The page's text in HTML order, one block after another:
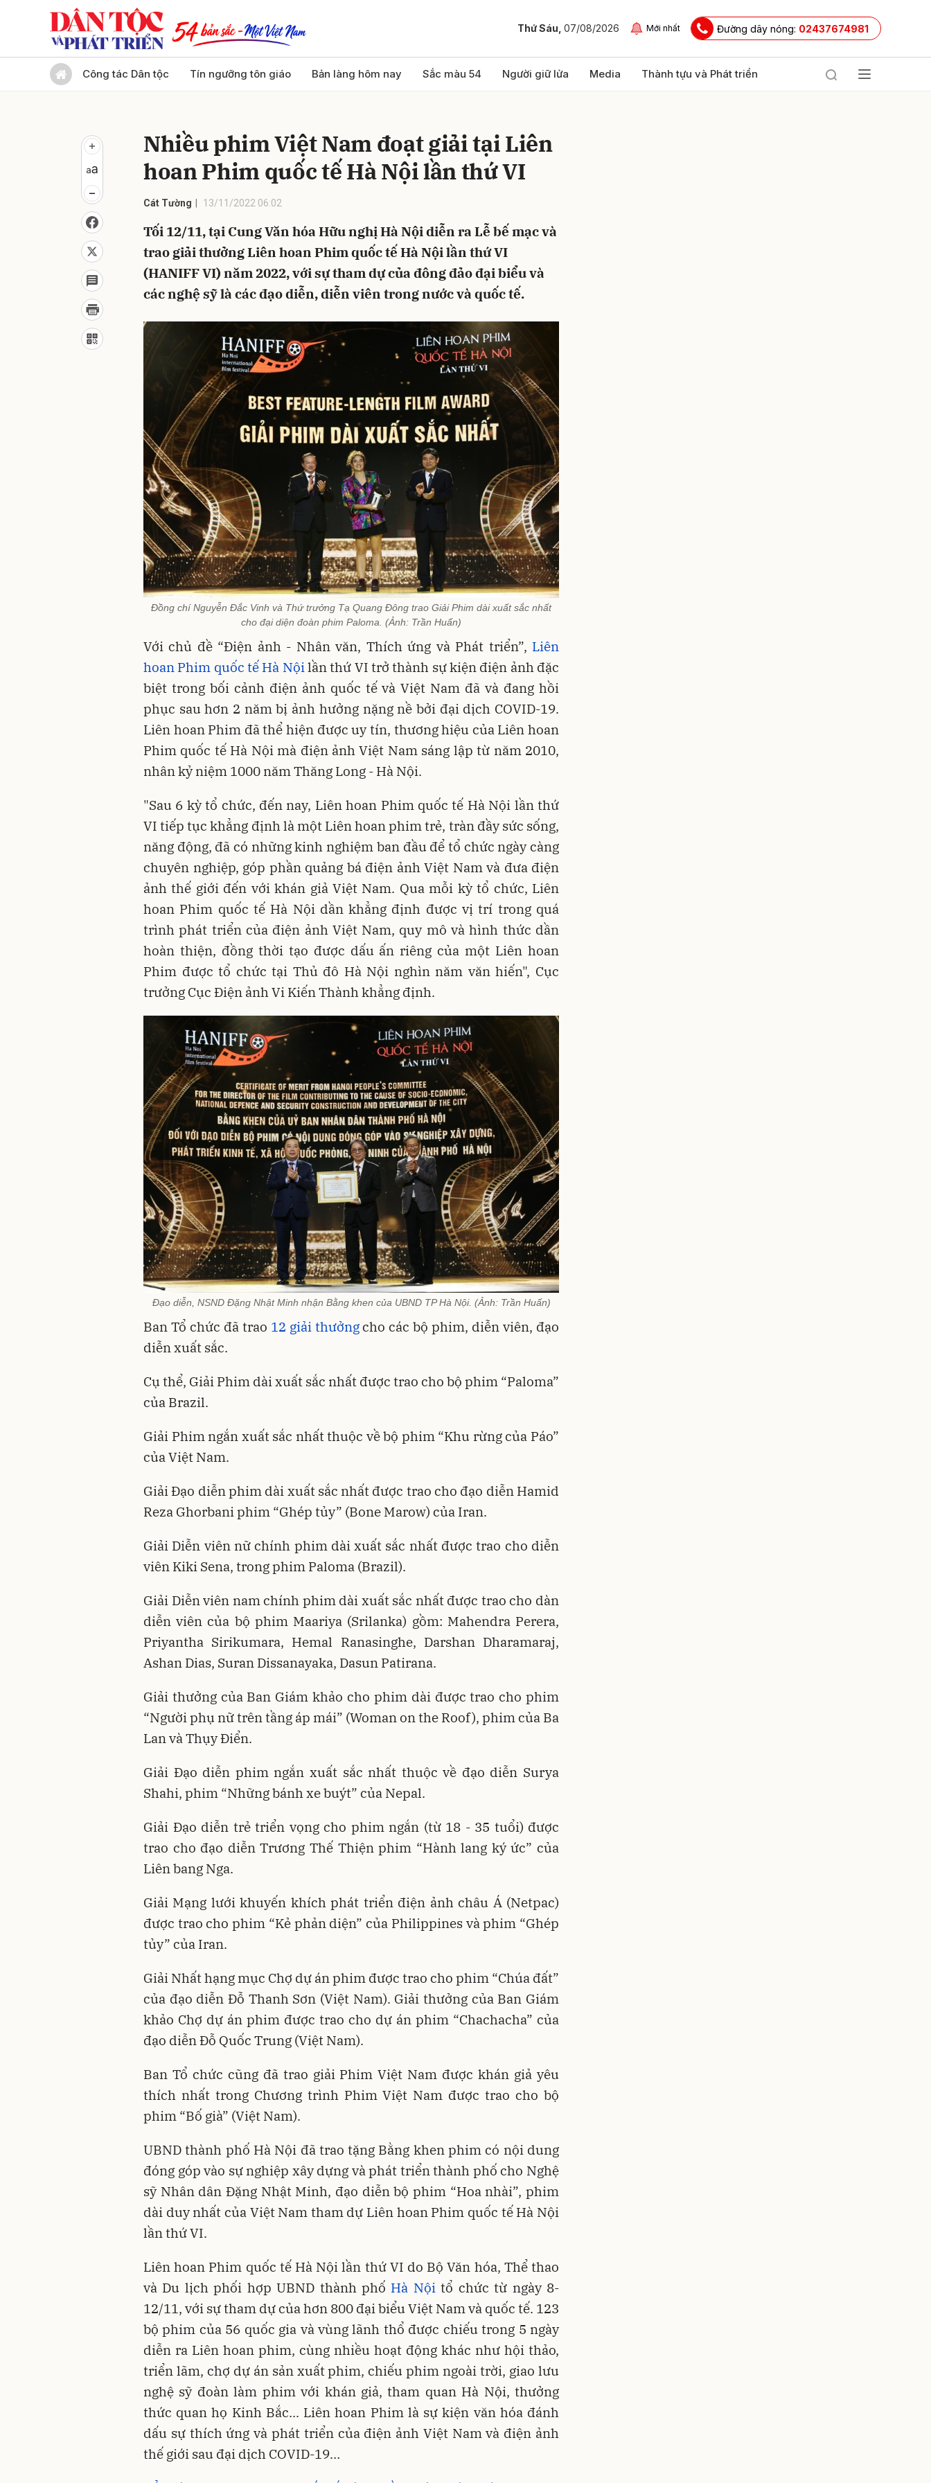
Thứ Sáu, 07/08/2026 Mới nhất Đường dây nóng: 02437674981
Công tác Dân tộc Tín ngưỡng tôn giáo Bản làng hôm nay Sắc màu 54 Người giữ lửa Media Thành tựu và Phát triển
Nhiều phim Việt Nam đoạt giải tại Liên
hoan Phim quốc tế Hà Nội lần thứ VI
Cát Tường 13/11/2022 06:02
Tối 12/11, tại Cung Văn hóa Hữu nghị Hà Nội diễn ra Lễ bế mạc và
trao giải thưởng Liên hoan Phim quốc tế Hà Nội lần thứ VI
(HANIFF VI) năm 2022, với sự tham dự của đông đảo đại biểu và
các nghệ sỹ là các đạo diễn, diễn viên trong nước và quốc tế.
Đồng chí Nguyễn Đắc Vinh và Thứ trưởng Tạ Quang Đông trao Giải Phim dài xuất sắc nhất
cho đại diện đoàn phim Paloma. (Ảnh: Trần Huấn)
Với chủ đề “Điện ảnh - Nhân văn, Thích ứng và Phát triển”, Liên
hoan Phim quốc tế Hà Nộilần thứ VI trở thành sự kiện điện ảnh đặc
biệt trong bối cảnh điện ảnh quốc tế và Việt Nam đã và đang hồi
phục sau hơn 2 năm bị ảnh hưởng nặng nề bởi đại dịch COVID-19.
Liên hoan Phim đã thể hiện được uy tín, thương hiệu của Liên hoan
Phim quốc tế Hà Nội mà điện ảnh Việt Nam sáng lập từ năm 2010,
nhân kỷ niệm 1000 năm Thăng Long - Hà Nội.
"Sau 6 kỳ tổ chức, đến nay, Liên hoan Phim quốc tế Hà Nội lần thứ
VI tiếp tục khẳng định là một Liên hoan phim trẻ, tràn đầy sức sống,
năng động, đã có những kinh nghiệm ban đầu để tổ chức ngày càng
chuyên nghiệp, góp phần quảng bá điện ảnh Việt Nam và đưa điện
ảnh thế giới đến với khán giả Việt Nam. Qua mỗi kỳ tổ chức, Liên
hoan Phim quốc tế Hà Nội dần khẳng định được vị trí trong quá
trình phát triển của điện ảnh Việt Nam, quy mô và hình thức dần
hoàn thiện, đồng thời tạo được dấu ấn riêng của một Liên hoan
Phim được tổ chức tại Thủ đô Hà Nội nghìn năm văn hiến", Cục
trưởng Cục Điện ảnh Vi Kiến Thành khẳng định.
Đạo diễn, NSND Đặng Nhật Minh nhận Bằng khen của UBND TP Hà Nội. (Ảnh: Trần Huấn)
Ban Tổ chức đã trao 12 giải thưởngcho các bộ phim, diễn viên, đạo
diễn xuất sắc.
Cụ thể, Giải Phim dài xuất sắc nhất được trao cho bộ phim “Paloma”
của Brazil.
Giải Phim ngắn xuất sắc nhất thuộc về bộ phim “Khu rừng của Páo”
của Việt Nam.
Giải Đạo diễn phim dài xuất sắc nhất được trao cho đạo diễn Hamid
Reza Ghorbani phim “Ghép tủy” (Bone Marow) của Iran.
Giải Diễn viên nữ chính phim dài xuất sắc nhất được trao cho diễn
viên Kiki Sena, trong phim Paloma (Brazil).
Giải Diễn viên nam chính phim dài xuất sắc nhất được trao cho dàn
diễn viên của bộ phim Maariya (Srilanka) gồm: Mahendra Perera,
Priyantha Sirikumara, Hemal Ranasinghe, Darshan Dharamaraj,
Ashan Dias, Suran Dissanayaka, Dasun Patirana.
Giải thưởng của Ban Giám khảo cho phim dài được trao cho phim
“Người phụ nữ trên tầng áp mái” (Woman on the Roof), phim của Ba
Lan và Thụy Điển.
Giải Đạo diễn phim ngắn xuất sắc nhất thuộc về đạo diễn Surya
Shahi, phim “Những bánh xe buýt” của Nepal.
Giải Đạo diễn trẻ triển vọng cho phim ngắn (từ 18 - 35 tuổi) được
trao cho đạo diễn Trương Thế Thiện phim “Hành lang ký ức” của
Liên bang Nga.
Giải Mạng lưới khuyến khích phát triển điện ảnh châu Á (Netpac)
được trao cho phim “Kẻ phản diện” của Philippines và phim “Ghép
tủy” của Iran.
Giải Nhất hạng mục Chợ dự án phim được trao cho phim “Chúa đất”
của đạo diễn Đỗ Thanh Sơn (Việt Nam). Giải thưởng của Ban Giám
khảo Chợ dự án phim được trao cho dự án phim “Chachacha” của
đạo diễn Đỗ Quốc Trung (Việt Nam).
Ban Tổ chức cũng đã trao giải Phim Việt Nam được khán giả yêu
thích nhất trong Chương trình Phim Việt Nam được trao cho bộ
phim “Bố già” (Việt Nam).
UBND thành phố Hà Nội đã trao tặng Bằng khen phim có nội dung
đóng góp vào sự nghiệp xây dựng và phát triển thành phố cho Nghệ
sỹ Nhân dân Đặng Nhật Minh, đạo diễn bộ phim “Hoa nhài”, phim
dài duy nhất của Việt Nam tham dự Liên hoan Phim quốc tế Hà Nội
lần thứ VI.
Liên hoan Phim quốc tế Hà Nội lần thứ VI do Bộ Văn hóa, Thể thao
và Du lịch phối hợp UBND thành phố Hà Nộitổ chức từ ngày 8-
12/11, với sự tham dự của hơn 800 đại biểu Việt Nam và quốc tế. 123
bộ phim của 56 quốc gia và vùng lãnh thổ được chiếu trong 5 ngày
diễn ra Liên hoan phim, cùng nhiều hoạt động khác như hội thảo,
triển lãm, chợ dự án sản xuất phim, chiếu phim ngoài trời, giao lưu
nghệ sỹ đoàn làm phim với khán giả, tham quan Hà Nội, thưởng
thức quan họ Kinh Bắc... Liên hoan Phim là sự kiện văn hóa đánh
dấu sự thích ứng và phát triển của điện ảnh Việt Nam và điện ảnh
thế giới sau đại dịch COVID-19…
Gửi bình luận
Hủy